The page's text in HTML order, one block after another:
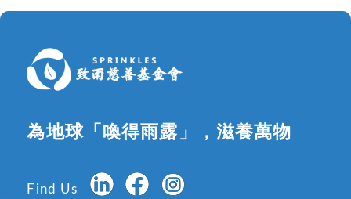
為地球「喚得雨露」，滋養萬物
Find Us